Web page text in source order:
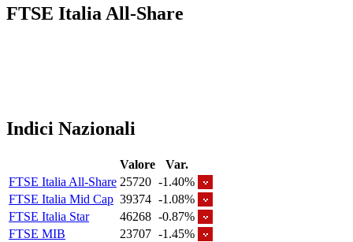
FTSE Italia All-Share
Indici Nazionali
Valore
Var.
FTSE Italia All-Share 25720 -1.40%
FTSE Italia Mid Cap 39374 -1.08%
FTSE Italia Star
46268 -0.87%
FTSE MIB
23707 -1.45%